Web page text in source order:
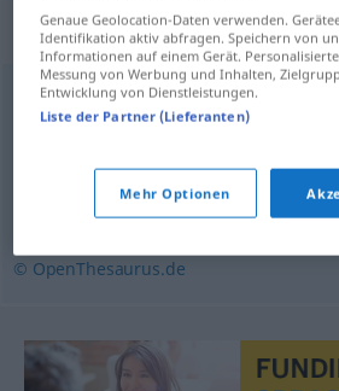
Synonyme für
Verständigung,Abmachung
,Übereinkunft,Abkommen
© OpenThesaurus.de
Genaue Geolocation-Daten verwenden.
Identifikation aktiv abfragen. Speichern von
Informationen auf einem Gerät.
Messung von Werbung und Inhalten,
Entwicklung von Dienstleistungen.
Liste der Partner (Lieferanten)
Mehr Optionen